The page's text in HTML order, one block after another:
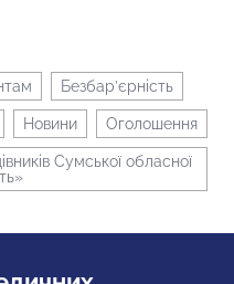
Безбар’єрність
Новини Оголошення
Сумської обласної